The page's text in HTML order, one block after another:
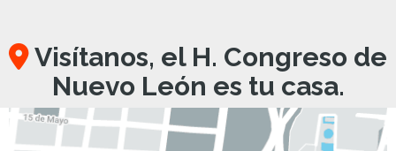
Visítanos, el H. Congreso de
Nuevo León es tu casa.